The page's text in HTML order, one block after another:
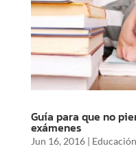
Guía para que no
exámenes
Jun 16, 2016| Educación